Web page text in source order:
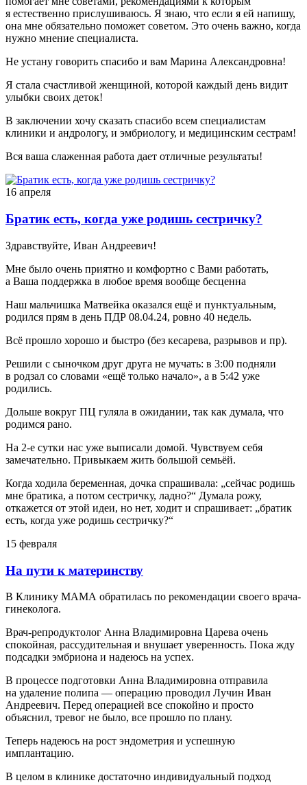
я естественно прислушиваюсь. Я знаю, что если я ей напишу,
она мне обязательно поможет советом. Это очень важно, когда
нужно мнение специалиста.
Не устану говорить спасибо и вам Марина Александровна!
Я стала счастливой женщиной, которой каждый день видит
улыбки своих деток!
В заключении хочу сказать спасибо всем специалистам
клиники и андрологу, и эмбриологу, и медицинским сестрам!
Вся ваша слаженная работа дает отличные результаты!
16 апреля
Братик есть, когда уже родишь сестричку?
Здравствуйте, Иван Андреевич!
Мне было очень приятно и комфортно с Вами работать,
а Ваша поддержка в любое время вообще бесценна
Наш мальчишка Матвейка оказался ещё и пунктуальным,
родился прям в день ПДР 08.04.24, ровно 40 недель.
Всё прошло хорошо и быстро (без кесарева, разрывов и пр).
Решили с сыночком друг друга не мучать: в 3:00 подняли
в родзал со словами «ещё только начало», а в 5:42 уже
родились.
Дольше вокруг ПЦ гуляла в ожидании, так как думала, что
родимся рано.
На 2-е сутки нас уже выписали домой. Чувствуем себя
замечательно. Привыкаем жить большой семьёй.
Когда ходила беременная, дочка спрашивала: „сейчас родишь
мне братика, а потом сестричку, ладно?“ Думала рожу,
откажется от этой идеи, но нет, ходит и спрашивает: „братик
есть, когда уже родишь сестричку?“
15 февраля
На пути к материнству
В Клинику МАМА обратилась по рекомендации своего врача-
гинеколога.
Врач-репродуктолог Анна Владимировна Царева очень
спокойная, рассудительная и внушает уверенность. Пока жду
подсадки эмбриона и надеюсь на успех.
В процессе подготовки Анна Владимировна отправила
на удаление полипа — операцию проводил Лучин Иван
Андреевич. Перед операцией все спокойно и просто
объяснил, тревог не было, все прошло по плану.
Теперь надеюсь на рост эндометрия и успешную
имплантацию.
В целом в клинике достаточно индивидуальный подход